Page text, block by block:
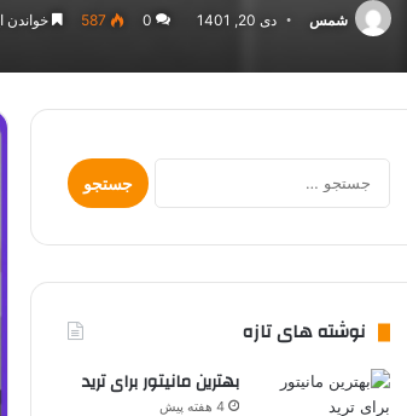
شمس دی 20, 1401 0
587 خواندن این
جستجو
برای:
نوشته های تازه
بهترین مانیتور برای ترید
4 هفته پیش